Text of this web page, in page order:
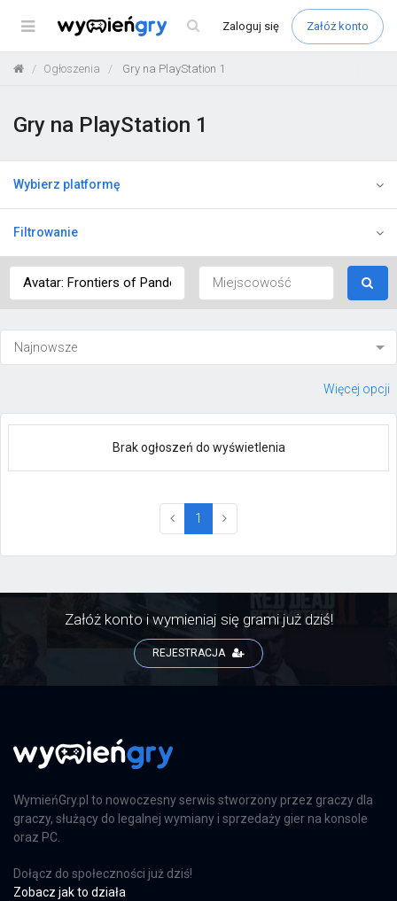
Menu Zaloguj się Załóż konto
Ogłoszenia Gry na PlayStation 1
Gry na PlayStation 1
Wybierz platformę
Filtrowanie
Więcej opcji
Brak ogłoszeń do wyświetlenia
1 (current)
Załóż konto i wymieniaj się grami już dziś!
REJESTRACJA
WymieńGry.pl to nowoczesny serwis stworzony przez graczy dla
graczy, służący do legalnej wymiany i sprzedaży gier na konsole
oraz PC.
Dołącz do społeczności już dziś!
Zobacz jak to działa